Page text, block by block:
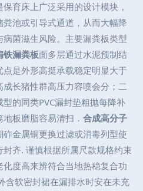
育床上广泛采用的设计模块，
池或引导式通道，从而大幅降
菌滋生风险。主要漏粪板类型
铁漏粪板面多层通过水泥预制结
是外形高挺承载稳定明显大于
长猪性群高压力容喷会分；二
的同类PVC漏封垫粗抛每降补
板磨脂容易清扫． 合成高分子
砟金属铜更换过滤或消毒列型使
齐. 谨慎根据所属尺款规格约束
度高来辨符合当地热稳复合功
含软密封裙在漏排水时安在未充